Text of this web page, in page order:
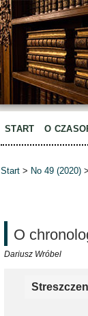
START O
Start > No 49 (2020) >
O
Dariusz Wróbel